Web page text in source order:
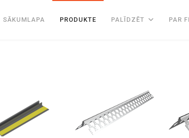
SĀKUMLAPA PRODUKTE PALĪDZĒT PAR